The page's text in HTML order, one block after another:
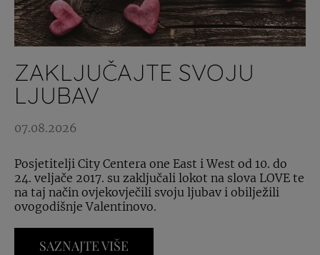
ZAKLJUČAJTE SVOJU
LJUBAV
07.08.2026
Posjetitelji City Centera one East i West od 10. do
24. veljače 2017. su zaključali lokot na slova LOVE te
na taj način ovjekovječili svoju ljubav i obilježili
ovogodišnje Valentinovo.
SAZNAJTE VIŠE